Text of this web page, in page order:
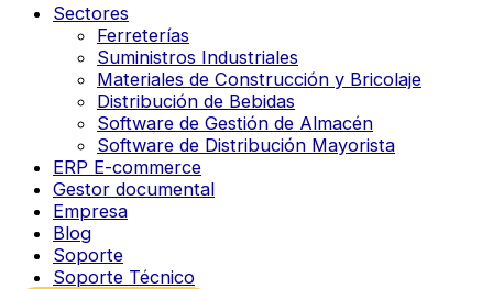
Sectores
Ferreterías
Suministros Industriales
Materiales de Construcción y Bricolaje
Distribución de Bebidas
Software de Gestión de Almacén
Software de Distribución Mayorista
ERP E-commerce
Gestor documental
Empresa
Blog
Soporte
Soporte Técnico